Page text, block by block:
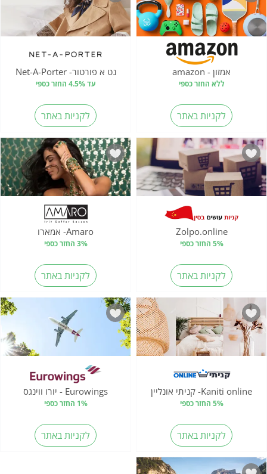
אמזון - amazon
ללא החזר כספי
לקניות באתר
נט א פורטור- Net-A-Porter
עד 4.5% החזר כספי
לקניות באתר
Zolpo.online
5% החזר כספי
לקניות באתר
Amaro- אמארו
3% החזר כספי
לקניות באתר
Kaniti online- קניתי אונליין
5% החזר כספי
לקניות באתר
Eurowings - יורו ווינגס
1% החזר כספי
לקניות באתר